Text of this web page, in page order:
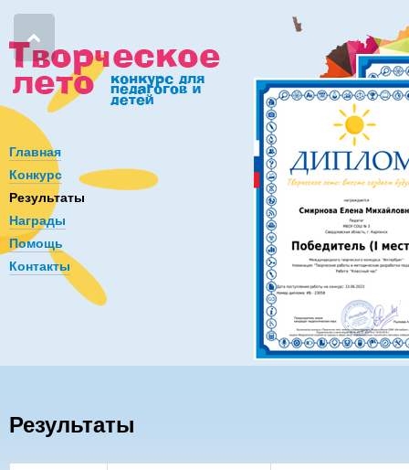
Главная
Конкурс
Результаты
Награды
Помощь
Контакты
Результаты